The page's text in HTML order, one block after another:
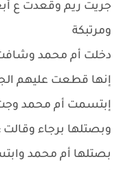
جريت ريم وقعدت ع
ومرتبكة
دخلت أم محمد وشافت
إنها قطعت عليهم
إبتسمت أم محمد
وبصتلها برجاء
بصتلها أم محمد